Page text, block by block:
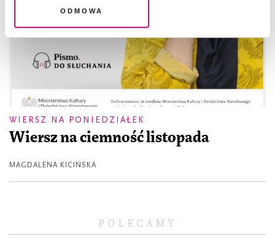
Odmowa
POLECAMY
WIERSZ NA PONIEDZIAŁEK
Wiersz na ciemność listopada
MAGDALENA KICIŃSKA